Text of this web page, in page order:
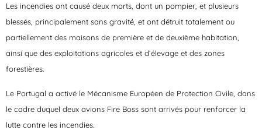
Les incendies ont causé deux morts, dont un pompier, et plusieurs
blessés, principalement sans gravité, et ont détruit totalement ou
partiellement des maisons de première et de deuxième habitation,
ainsi que des exploitations agricoles et d’élevage et des zones
forestières.
Le Portugal a activé le Mécanisme Européen de Protection Civile, dans
le cadre duquel deux avions Fire Boss sont arrivés pour renforcer la
lutte contre les incendies.